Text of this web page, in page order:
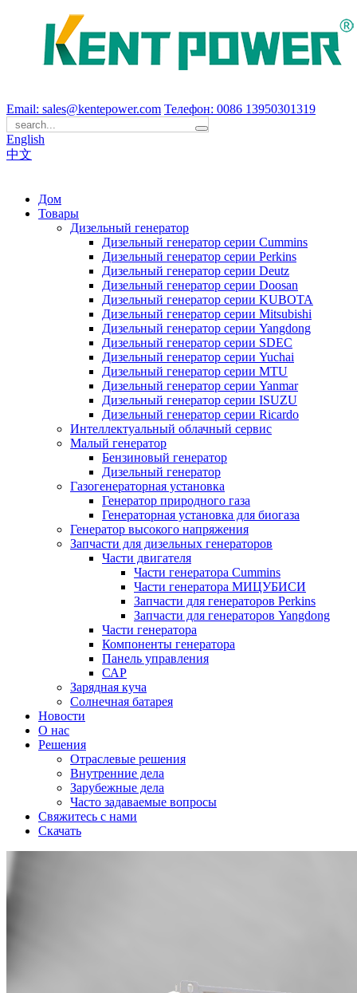
Email: sales@kentepower.com Телефон: 0086 13950301319
English
中文
Дом
Товары
Дизельный генератор
Дизельный генератор серии Cummins
Дизельный генератор серии Perkins
Дизельный генератор серии Deutz
Дизельный генератор серии Doosan
Дизельный генератор серии KUBOTA
Дизельный генератор серии Mitsubishi
Дизельный генератор серии Yangdong
Дизельный генератор серии SDEC
Дизельный генератор серии Yuchai
Дизельный генератор серии MTU
Дизельный генератор серии Yanmar
Дизельный генератор серии ISUZU
Дизельный генератор серии Ricardo
Интеллектуальный облачный сервис
Малый генератор
Бензиновый генератор
Дизельный генератор
Газогенераторная установка
Генератор природного газа
Генераторная установка для биогаза
Генератор высокого напряжения
Запчасти для дизельных генераторов
Части двигателя
Части генератора Cummins
Части генератора МИЦУБИСИ
Запчасти для генераторов Perkins
Запчасти для генераторов Yangdong
Части генератора
Компоненты генератора
Панель управления
САР
Зарядная куча
Солнечная батарея
Новости
О нас
Решения
Отраслевые решения
Внутренние дела
Зарубежные дела
Часто задаваемые вопросы
Свяжитесь с нами
Скачать